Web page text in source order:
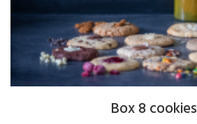
Box 8 cookies